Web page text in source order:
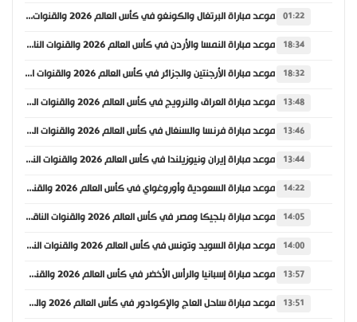
01:22 موعد مباراة البرتغال والكونغو في كأس العالم 2026 والقنوات الناقلة
18:34 موعد مباراة النمسا والأردن في كأس العالم 2026 والقنوات الناقلة
18:32 موعد مباراة الأرجنتين والجزائر في كأس العالم 2026 والقنوات الناقلة
13:48 موعد مباراة العراق والنرويج في كأس العالم 2026 والقنوات الناقلة
13:46 موعد مباراة فرنسا والسنغال في كأس العالم 2026 والقنوات الناقلة
13:44 موعد مباراة إيران ونيوزيلندا في كأس العالم 2026 والقنوات الناقلة
14:22 موعد مباراة السعودية وأوروغواي في كأس العالم 2026 والقنوات الناقلة
14:05 موعد مباراة بلجيكا ومصر في كأس العالم 2026 والقنوات الناقلة
14:00 موعد مباراة السويد وتونس في كأس العالم 2026 والقنوات الناقلة
13:57 موعد مباراة إسبانيا والرأس الأخضر في كأس العالم 2026 والقنوات الناقلة
13:51 موعد مباراة ساحل العاج والإكوادور في كأس العالم 2026 والقنوات الناقلة